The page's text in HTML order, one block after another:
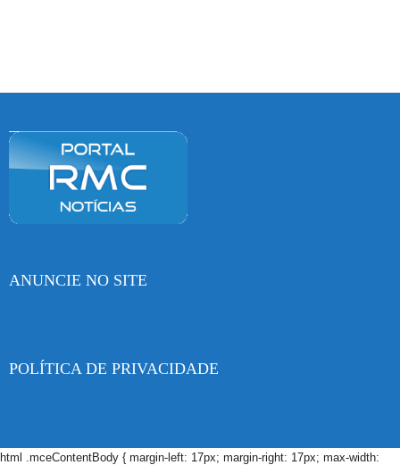
ANUNCIE NO SITE
POLÍTICA DE PRIVACIDADE
html .mceContentBody { margin-left: 17px; margin-right: 17px; max-width: